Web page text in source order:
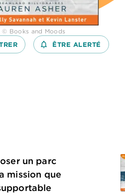
Books and Moods
notifications_none_outlined
ÊTRE ALERTÉ
un parc
mission que